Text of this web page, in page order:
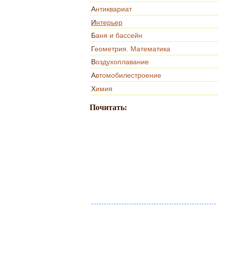
Антиквариат
Интерьер
Баня и бассейн
Геометрия. Математика
Воздухоплавание
Автомобилестроение
Химия
Почитать: